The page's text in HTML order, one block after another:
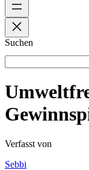
Suchen
Verfasst von
Sebbi